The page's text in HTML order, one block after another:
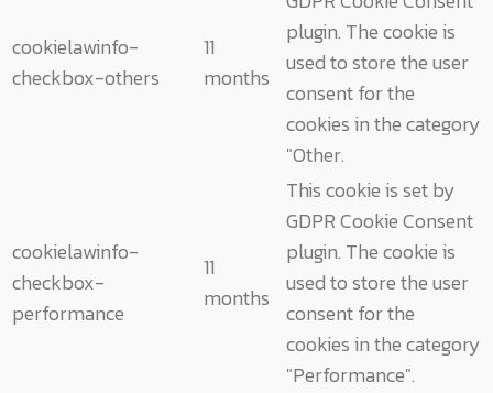
cookielawinfo-
checkbox-others
11
months
plugin. The cookie is
used to store the user
consent for the
cookies in the category
"Other.
cookielawinfo-
checkbox-
performance
11
months
This cookie is set by
GDPR Cookie Consent
plugin. The cookie is
used to store the user
consent for the
cookies in the category
"Performance".